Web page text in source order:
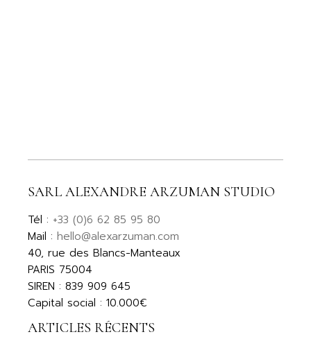
SARL ALEXANDRE ARZUMAN STUDIO
Tél : +33 (0)6 62 85 95 80
Mail :hello@alexarzuman.com
40, rue des Blancs-Manteaux
PARIS 75004
SIREN : 839 909 645
Capital social : 10.000€
ARTICLES RÉCENTS